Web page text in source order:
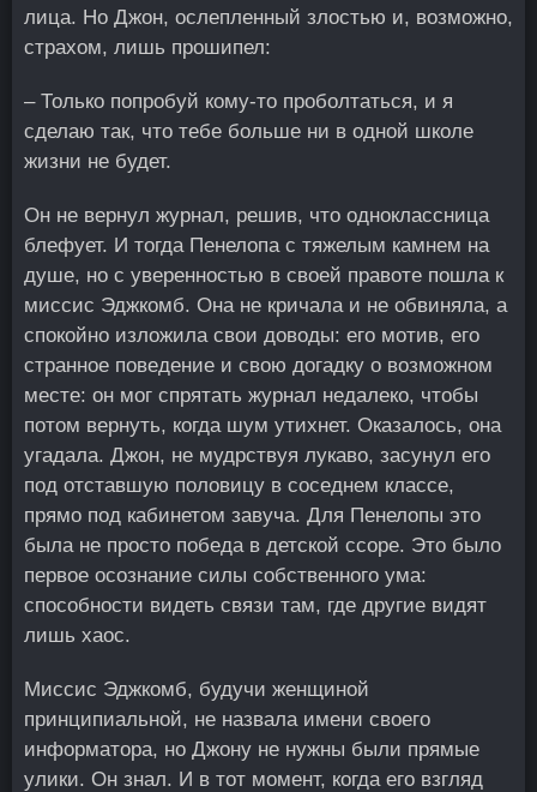
лица. Но Джон, ослепленный злостью и, возможно,
страхом, лишь прошипел:
– Только попробуй кому-то проболтаться, и я
сделаю так, что тебе больше ни в одной школе
жизни не будет.
Он не вернул журнал, решив, что одноклассница
блефует. И тогда Пенелопа с тяжелым камнем на
душе, но с уверенностью в своей правоте пошла к
миссис Эджкомб. Она не кричала и не обвиняла, а
спокойно изложила свои доводы: его мотив, его
странное поведение и свою догадку о возможном
месте: он мог спрятать журнал недалеко, чтобы
потом вернуть, когда шум утихнет. Оказалось, она
угадала. Джон, не мудрствуя лукаво, засунул его
под отставшую половицу в соседнем классе,
прямо под кабинетом завуча. Для Пенелопы это
была не просто победа в детской ссоре. Это было
первое осознание силы собственного ума:
способности видеть связи там, где другие видят
лишь хаос.
Миссис Эджкомб, будучи женщиной
принципиальной, не назвала имени своего
информатора, но Джону не нужны были прямые
улики. Он знал. И в тот момент, когда его взгляд